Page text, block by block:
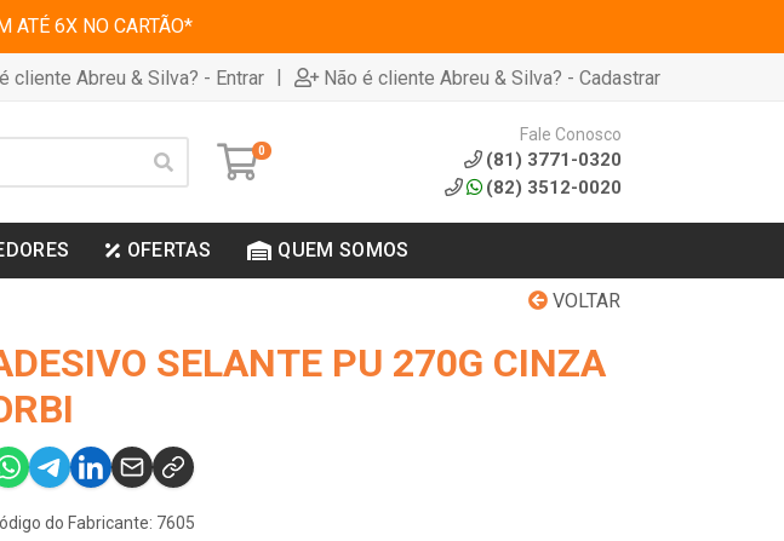
ATÉ 6X NO CARTÃO*
cliente Abreu & Silva? - Entrar | Não é cliente Abreu & Silva? - Cadastrar
0
Fale Conosco
(81) 3771-0320
(82) 3512-0020
OFERTAS QUEM SOMOS
VOLTAR
SELANTE PU 270G CINZA
do Fabricante: 7605